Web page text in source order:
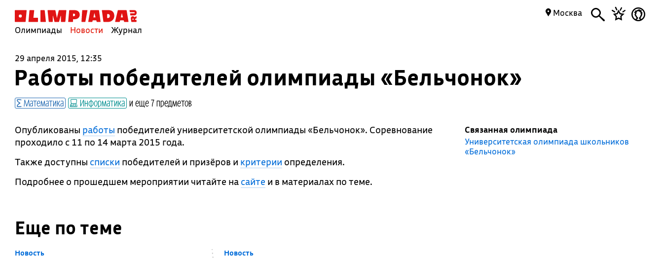
Олимпиады Новости Журнал
Москва
29 апреля 2015, 12:35
Работы победителей олимпиады «Бельчонок»
Математика Информатика и еще 7 предметов
Опубликованы работы победителей университетской олимпиады «Бельчонок». Соревнование
проходило с 11 по 14 марта 2015 года.
Также доступны списки победителей и призёров и критерии определения.
Подробнее о прошедшем мероприятии читайте на сайте и в материалах по теме.
Связанная олимпиада
Университетская олимпиада школьников
«Бельчонок»
Еще по теме
Новость Новость